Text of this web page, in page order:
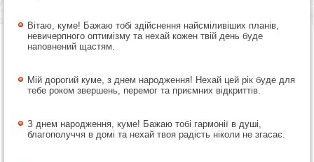
Вітаю, куме! Бажаю тобі здійснення найсміливіших планів,
невичерпного оптимізму та нехай кожен твій день буде
наповнений щастям.
Мій дорогий куме, з днем народження! Нехай цей рік буде для
тебе роком звершень, перемог та приємних відкриттів.
З днем народження, куме! Бажаю тобі гармонії в душі,
благополуччя в домі та нехай твоя радість ніколи не згасає.